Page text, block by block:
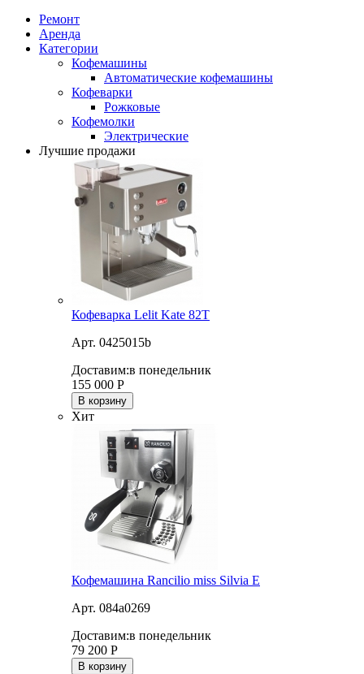
Ремонт
Аренда
Категории
Кофемашины
Автоматические кофемашины
Кофеварки
Рожковые
Кофемолки
Электрические
Лучшие продажи
Кофеварка Lelit Kate 82T
Арт. 0425015b
Доставим:в понедельник
155 000 Р
В корзину
Хит
Кофемашина Rancilio miss Silvia E
Арт. 084a0269
Доставим:в понедельник
79 200 Р
В корзину